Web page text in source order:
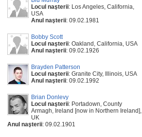
Locul naşterii: Los Angeles, California,
USA
Anul naşterii: 09.02.1981
Bobby Scott
Locul naşterii: Oakland, California, USA
Anul naşterii: 09.02.1926
Brayden Patterson
Locul naşterii: Granite City, Illinois, USA
Anul naşterii: 09.02.1992
Brian Donlevy
Locul naşterii: Portadown, County
Armagh, Ireland [now in Northern Ireland],
UK
Anul naşterii: 09.02.1901